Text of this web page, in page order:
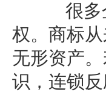
很多企
权。商标
无形资产
识，连锁